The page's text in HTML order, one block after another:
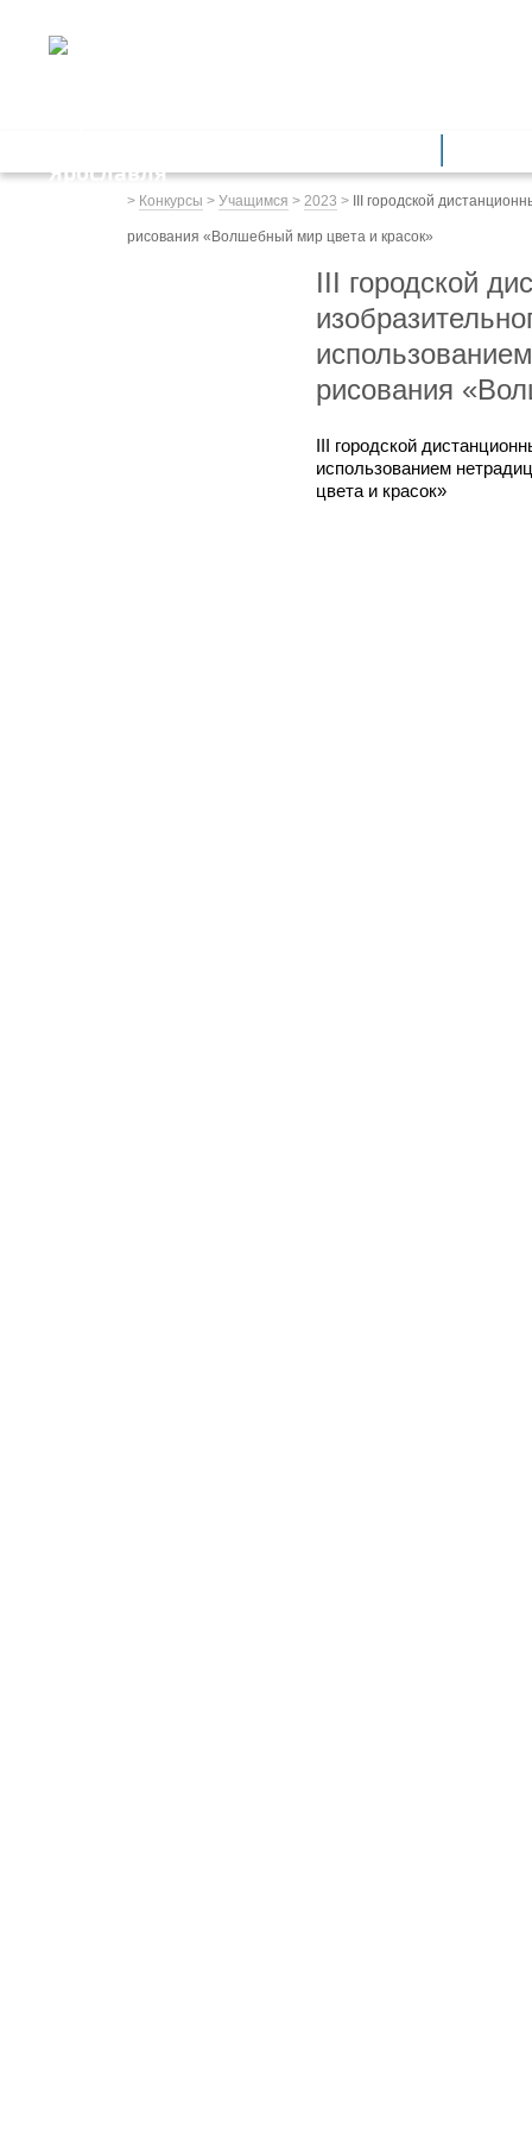
> Конкурсы > Учащимся > 2023 > III городской
рисования «Волшебный мир цвета и красок»
III городской
рисования
III городской
использованием
цвета и красок»